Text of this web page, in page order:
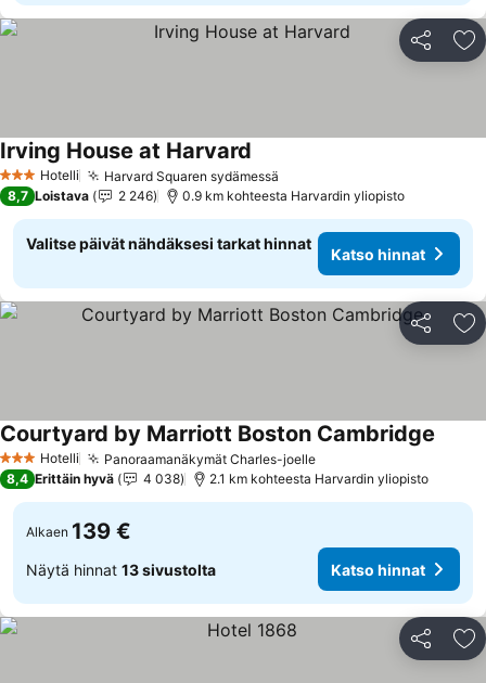
Jaa
3 Tähtiluokitus
Hotelli Harvard Squaren sydämessä
Irving House at Harvard
8,7 Loistava 2 246 0.9 km kohteesta Harvardin yliopisto
Valitse päivät nähdäksesi tarkat hinnat
Katso hinnat
Jaa
3 Tähtiluokitus
Hotelli Panoraamanäkymät Charles-joelle
Courtyard by Marriott Boston Cambridge
8,4 Erittäin hyvä 4 038 2.1 km kohteesta Harvardin yliopisto
Alkaen 139 €
Näytä hinnat 13 sivustolta Katso hinnat
Jaa